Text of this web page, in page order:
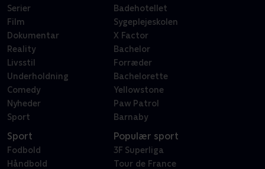
Serier
Film
Dokumentar
Reality
Livsstil
Underholdning
Comedy
Nyheder
Sport
Badehotellet
Sygeplejeskolen
X Factor
Bachelor
Forræder
Bachelorette
Yellowstone
Paw Patrol
Barnaby
Sport
Fodbold
Håndbold
Populær sport
3F Superliga
Tour de France